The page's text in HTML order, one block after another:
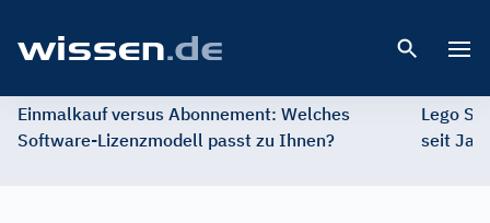
Einmalkauf versus Abonnement: Welches
Software-Lizenzmodell passt zu Ihnen?
Lego
seit